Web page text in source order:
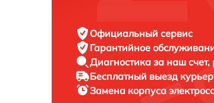
Официальный сервис
Гарантийное
Диагностика за наш счет,
Бесплатный выезд
Замена корпуса